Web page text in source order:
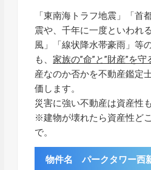
「東南海トラフ地震」「首
震や、千年に一度といわれ
風」「線状降水帯豪雨」等
も、家族の”命”と”財産”を守
産なのか否かを不動産鑑定
価します。
災害に強い不動産は資産性
※建物が壊れたら資産性ど
で。
物件名 パークタワー西